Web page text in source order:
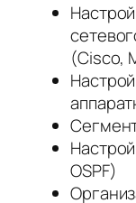
(Cisco,
OSPF)